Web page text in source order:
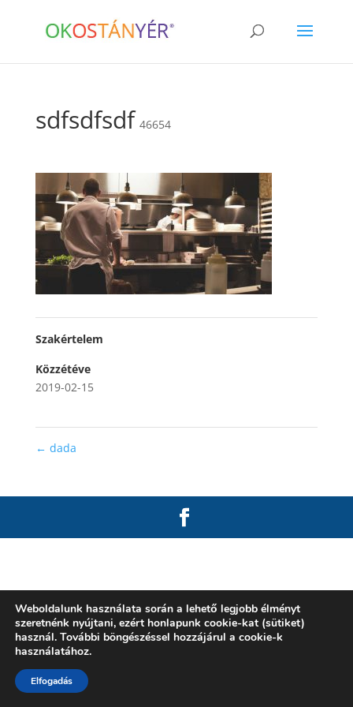
sdfsdfsdf 46654
Szakértelem
Közzétéve
2019-02-15
← dada
Weboldalunk használata során a lehető legjobb élményt
szeretnénk nyújtani, ezért honlapunk cookie-kat (sütiket)
használ. További böngészéssel hozzájárul a cookie-k
használatához.
Elfogadás